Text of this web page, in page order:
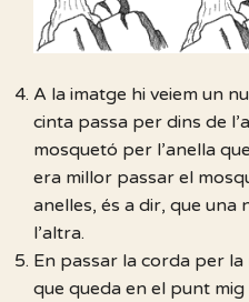
A la imatge hi veiem un
cinta passa per dins de
mosquetó per l’anella
era millor passar el
anelles, és a dir, que una
l’altra.
En passar la corda per
que queda en el punt